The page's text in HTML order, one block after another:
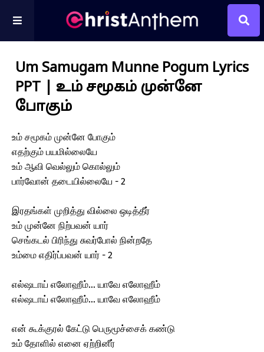
Um Samugam Munne Pogum Lyrics
PPT | உம் சமூகம் முன்னே
போகும்
உம் சமூகம் முன்னே போகும்
எதற்கும் பயமில்லையே
உம் ஆவி வெல்லும் கொல்லும்
பார்வோன் தடையில்லையே - 2
இரதங்கள் முறித்து வில்லை ஒடித்தீர்
உம் முன்னே நிற்பவன் யார்
செங்கடல் பிரிந்து சுவர்போல் நின்றதே
உம்மை எதிர்ப்பவன் யார் - 2
எல்ஷடாய் எலோஹீம்... யாவே எலோஹீம்
எல்ஷடாய் எலோஹீம்... யாவே எலோஹீம்
என் கூக்குரல் கேட்டு பெருமூச்சைக் கண்டு
உம் தோளில் எனை ஏற்றினீர்